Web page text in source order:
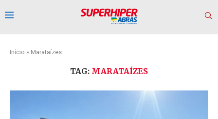
Início » Marataízes
TAG: MARATAÍZES